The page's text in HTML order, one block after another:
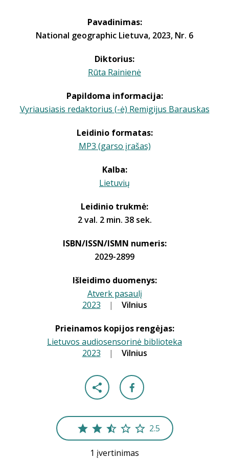
Pavadinimas:
National geographic Lietuva, 2023, Nr. 6
Diktorius:
Rūta Rainienė
Papildoma informacija:
Vyriausiasis redaktorius (-ė) Remigijus Barauskas
Leidinio formatas:
MP3 (garso įrašas)
Kalba:
Lietuvių
Leidinio trukmė:
2 val. 2 min. 38 sek.
ISBN/ISSN/ISMN numeris:
2029-2899
Išleidimo duomenys:
Atverk pasaulį
2023 | Vilnius
Prieinamos kopijos rengėjas:
Lietuvos audiosensorinė biblioteka
2023 | Vilnius
2.5
1 įvertinimas